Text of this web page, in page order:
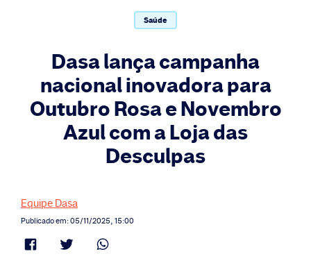
Saúde
Dasa lança campanha
nacional inovadora para
Outubro Rosa e Novembro
Azul com a Loja das
Desculpas
Equipe Dasa
Publicado em: 05/11/2025, 15:00